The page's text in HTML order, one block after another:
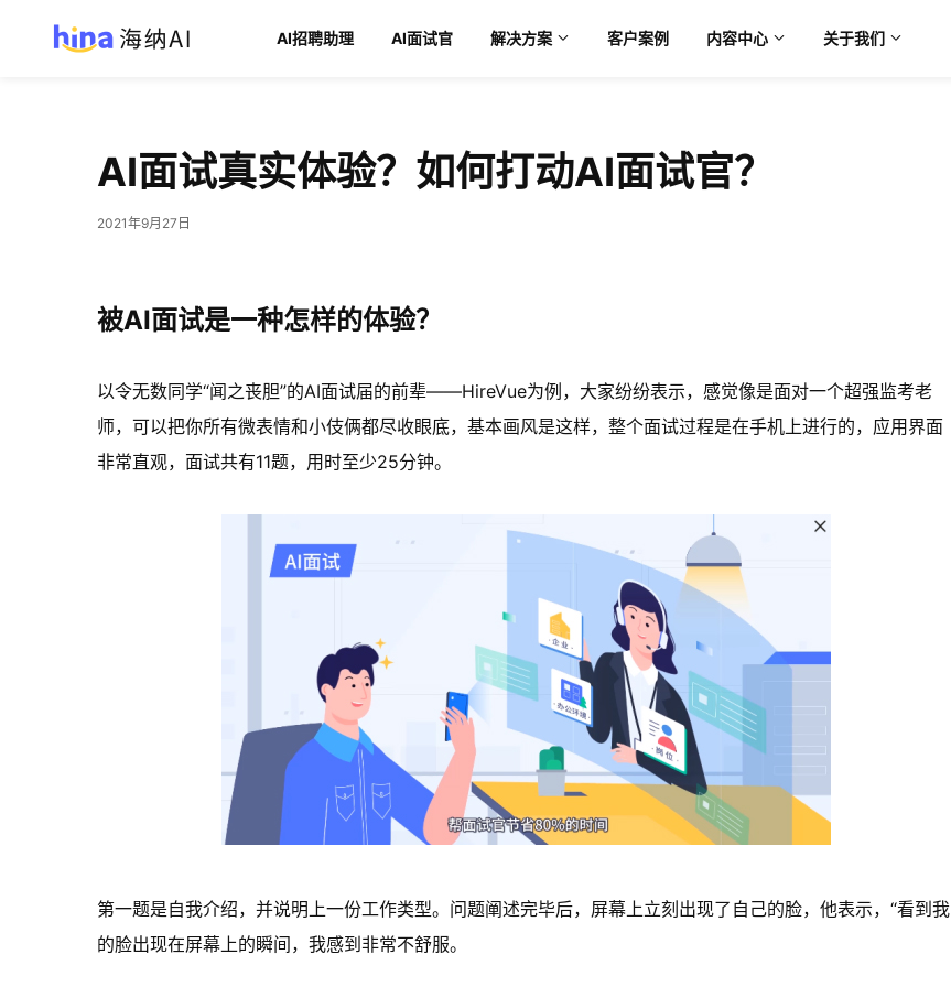
AI招聘助理 AI面试官 解决方案 客户案例 内容中心 关于我们
AI面试真实体验？如何打动AI面试官？
2021年9月27日
被AI面试是一种怎样的体验？
以令无数同学“闻之丧胆”的AI面试届的前辈——HireVue为例，大家纷纷表示，感觉像是面对一个超强监考老
师，可以把你所有微表情和小伎俩都尽收眼底，基本画风是这样，整个面试过程是在手机上进行的，应用界面
非常直观，面试共有11题，用时至少25分钟。
第一题是自我介绍，并说明上一份工作类型。问题阐述完毕后，屏幕上立刻出现了自己的脸，他表示，“看到我
的脸出现在屏幕上的瞬间，我感到非常不舒服。